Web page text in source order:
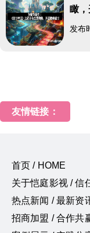
瞰
发布
友情链接：
首页 / HOME
关于恺庭影视 / 信
热点新闻 / 最新资
招商加盟 / 合作共